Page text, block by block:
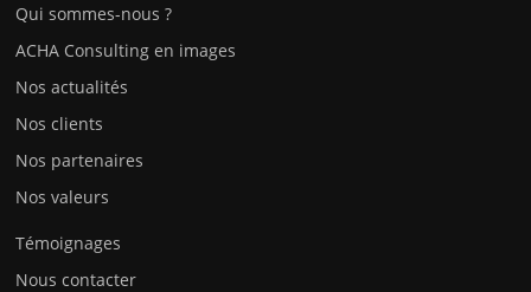
Qui sommes-nous ?
ACHA Consulting en images
Nos actualités
Nos clients
Nos partenaires
Nos valeurs
Témoignages
Nous contacter